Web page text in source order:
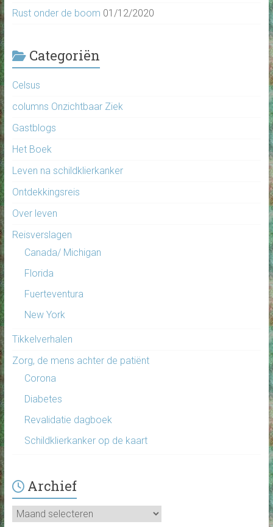
Rust onder de boom 01/12/2020
Categoriën
Celsus
columns Onzichtbaar Ziek
Gastblogs
Het Boek
Leven na schildklierkanker
Ontdekkingsreis
Over leven
Reisverslagen
Canada/ Michigan
Florida
Fuerteventura
New York
Tikkelverhalen
Zorg, de mens achter de patiënt
Corona
Diabetes
Revalidatie dagboek
Schildklierkanker op de kaart
Archief
Archief